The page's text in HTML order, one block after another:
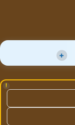
+
!